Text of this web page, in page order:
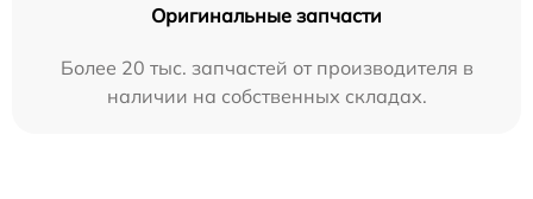
Оригинальные запчасти
Более 20 тыс. запчастей от производителя в
наличии на собственных складах.